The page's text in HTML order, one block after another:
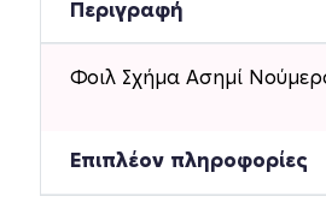
χ
Περιγραφή
Φοιλ Σχήμα Ασημί
Επιπλέον πληροφορίες